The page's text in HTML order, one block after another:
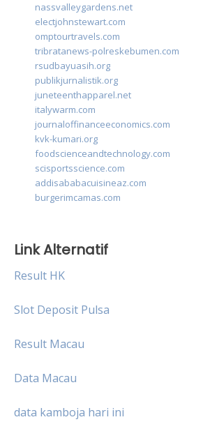
nassvalleygardens.net
electjohnstewart.com
omptourtravels.com
tribratanews-polreskebumen.com
rsudbayuasih.org
publikjurnalistik.org
juneteenthapparel.net
italywarm.com
journaloffinanceeconomics.com
kvk-kumari.org
foodscienceandtechnology.com
scisportsscience.com
addisababacuisineaz.com
burgerimcamas.com
Link Alternatif
Result HK
Slot Deposit Pulsa
Result Macau
Data Macau
data kamboja hari ini